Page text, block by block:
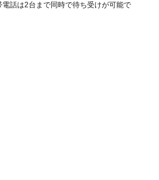
話は2台まで同時で待ち受けが可能で